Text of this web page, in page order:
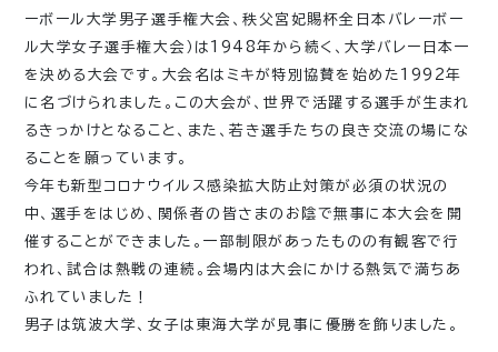
ーボール大学男子選手権大会、秩父宮妃賜杯全日本バレーボー
ル大学女子選手権大会）は1948年から続く、大学バレー日本一
を決める大会です。大会名はミキが特別協賛を始めた1992年
に名づけられました。この大会が、世界で活躍する選手が生まれ
るきっかけとなること、また、若き選手たちの良き交流の場にな
ることを願っています。
今年も新型コロナウイルス感染拡大防止対策が必須の状況の
中、選手をはじめ、関係者の皆さまのお陰で無事に本大会を開
催することができました。一部制限があったものの有観客で行
われ、試合は熱戦の連続。会場内は大会にかける熱気で満ちあ
ふれていました！
男子は筑波大学、女子は東海大学が見事に優勝を飾りました。